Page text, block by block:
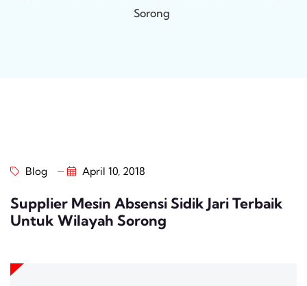
Sorong
Blog April 10, 2018
Supplier Mesin Absensi Sidik Jari Terbaik
Untuk Wilayah Sorong